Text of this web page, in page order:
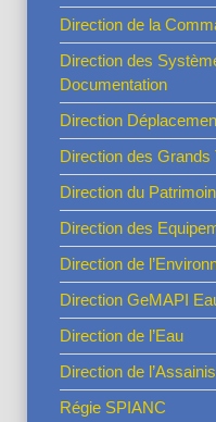
Direction de la
Direction des
Documentation
Direction
Direction des Grands
Direction du
Direction des
Direction de
Direction GeMAPI
Direction de l’Eau
Direction de
Régie SPIANC